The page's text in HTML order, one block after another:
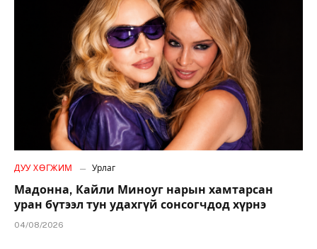
ДУУ ХӨГЖИМ Урлаг
Мадонна, Кайли Миноуг нарын хамтарсан
уран бүтээл тун удахгүй сонсогчдод хүрнэ
04/08/2026